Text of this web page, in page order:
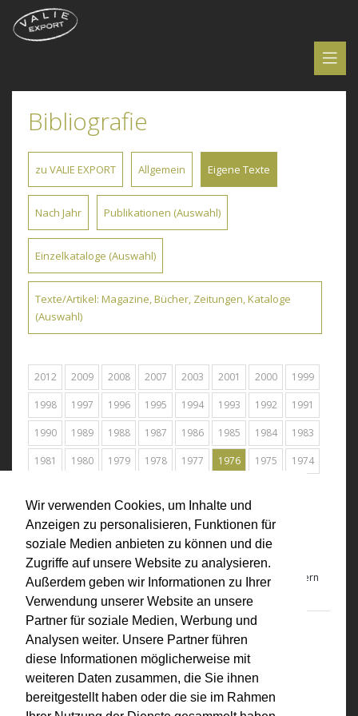
Wir verwenden Cookies, um Inhalte und
Anzeigen zu personalisieren, Funktionen für
soziale Medien anbieten zu können und die
Zugriffe auf unsere Website zu analysieren.
Außerdem geben wir Informationen zu Ihrer
Verwendung unserer Website an unsere
Partner für soziale Medien, Werbung und
Analysen weiter. Unsere Partner führen
diese Informationen möglicherweise mit
weiteren Daten zusammen, die Sie ihnen
bereitgestellt haben oder die sie im Rahmen
Bibliografie
zu VALIE EXPORT Allgemein Eigene Texte
Nach Jahr Publikationen (Auswahl)
Einzelkataloge (Auswahl)
Texte/Artikel: Magazine, Bücher, Zeitungen, Kataloge
(Auswahl)
2012 2009 2008 2007 2003 2001 2000 1999
1998 1997 1996 1995 1994 1993 1992 1991
1990 1989 1988 1987 1986 1985 1984 1983
1981 1980 1979 1978 1977 1976 1975 1974
1976
Aktionen
Aktionen, in: Der Löwe, G.J. Lischka (Hrg.), Verlag L.Kornfeld, Bern
1976
Homo Meter 1973
Homo Meter 1973, in: transit Translation transformation,
mede¬werkers, Holland